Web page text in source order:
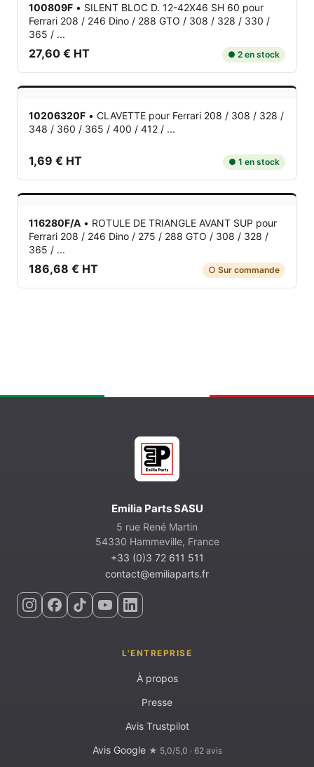
100809F • SILENT BLOC D. 12-42X46 SH 60 pour
Ferrari 208 / 246 Dino / 288 GTO / 308 / 328 / 330 /
365 / ...
27,60 € HT ● 2 en stock
10206320F • CLAVETTE pour Ferrari 208 / 308 / 328 /
348 / 360 / 365 / 400 / 412 / ...
1,69 € HT ● 1 en stock
116280F/A • ROTULE DE TRIANGLE AVANT SUP pour
Ferrari 208 / 246 Dino / 275 / 288 GTO / 308 / 328 /
365 / ...
186,68 € HT ○ Sur commande
Emilia Parts SASU
5 rue René Martin
54330 Hammeville, France
+33 (0)3 72 611 511
contact@emiliaparts.fr
L'ENTREPRISE
À propos
Presse
Avis Trustpilot
Avis Google ★ 5,0/5,0 · 62 avis